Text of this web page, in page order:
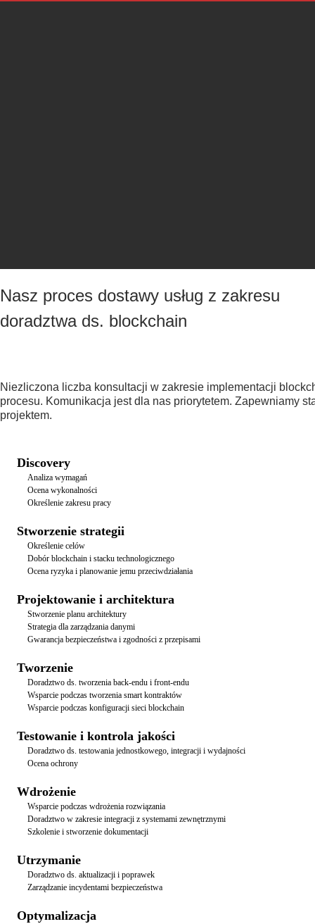
Nasz proces dostawy usług z zakresu
doradztwa ds. blockchain
Niezliczona liczba konsultacji w zakresie implementacji
procesu. Komunikacja jest dla nas priorytetem. Zapewniamy
projektem.
Discovery
Analiza wymagań
Ocena wykonalności
Określenie zakresu pracy
Stworzenie strategii
Określenie celów
Dobór blockchain i stacku technologicznego
Ocena ryzyka i planowanie jemu przeciwdziałania
Projektowanie i architektura
Stworzenie planu architektury
Strategia dla zarządzania danymi
Gwarancja bezpieczeństwa i zgodności z przepisami
Tworzenie
Doradztwo ds. tworzenia back-endu i front-endu
Wsparcie podczas tworzenia smart kontraktów
Wsparcie podczas konfiguracji sieci blockchain
Testowanie i kontrola jakości
Doradztwo ds. testowania jednostkowego, integracji i wydajności
Ocena ochrony
Wdrożenie
Wsparcie podczas wdrożenia rozwiązania
Doradztwo w zakresie integracji z systemami zewnętrznymi
Szkolenie i stworzenie dokumentacji
Utrzymanie
Doradztwo ds. aktualizacji i poprawek
Zarządzanie incydentami bezpieczeństwa
Optymalizacja